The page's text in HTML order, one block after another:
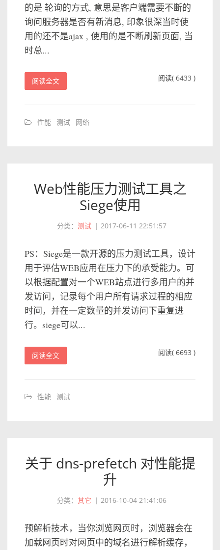
的是 轮询的方式, 意思是客户端需要不断的
询问服务器是否有新消息, 印象很深当时使
用的还不是ajax , 使用的是不断刷新页面, 当
时总...
阅读全文 阅读( 6433 )
性能 测试 网络
Web性能压力测试工具之
Siege使用
分类： 测试 | 2017-06-11 22:51:57
PS：Siege是一款开源的压力测试工具，设计
用于评估WEB应用在压力下的承受能力。可
以根据配置对一个WEB站点进行多用户的并
发访问，记录每个用户所有请求过程的相应
时间，并在一定数量的并发访问下重复进
行。siege可以...
阅读全文 阅读( 6693 )
性能 测试
关于 dns-prefetch 对性能提
升
分类： 其它 | 2016-10-04 21:41:06
预解析技术，当你浏览网页时，浏览器会在
加载网页时对网页中的域名进行解析缓存，